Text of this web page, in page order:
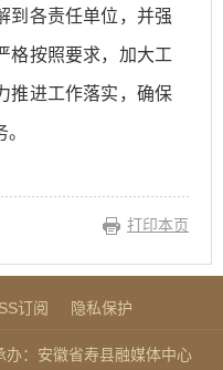
到各责任单位，并强
格按照要求，加大工
推进工作落实，确保
打印本页
订阅 隐私保护
办：安徽省寿县融媒体中心